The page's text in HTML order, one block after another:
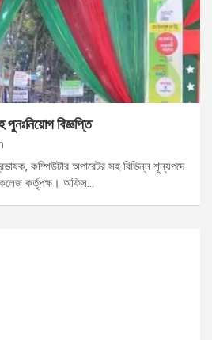
পুনঃনিয়োগ বিজ্ঞপ্তি
কম্পিউটার অপারেটর সহ বিভিন্ন শূন্যপদে
কলেজ কর্তৃপক্ষ। অফিস…